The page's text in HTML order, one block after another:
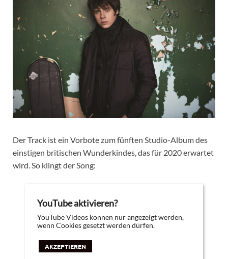
Der Track ist ein Vorbote zum fünften Studio-Album des
einstigen britischen Wunderkindes, das für 2020 erwartet
wird. So klingt der Song:
YouTube aktivieren?
YouTube Videos können nur angezeigt werden,
wenn Cookies gesetzt werden dürfen.
AKZEPTIEREN